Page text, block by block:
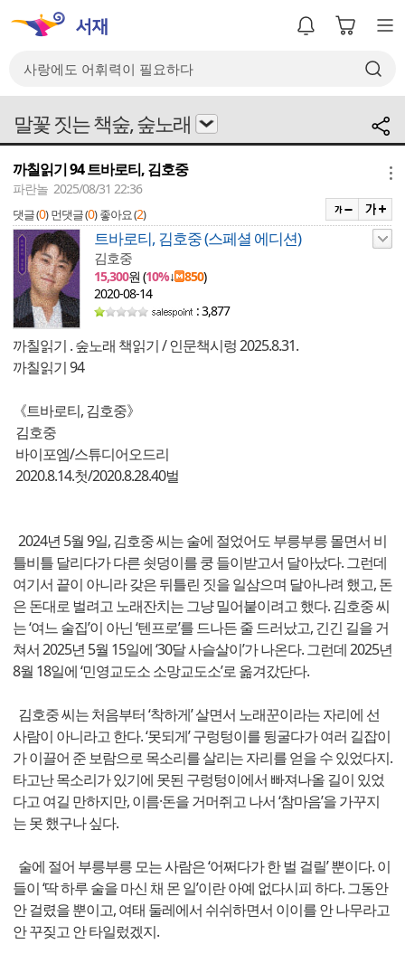
말꽃 짓는 책숲, 숲노래
까칠읽기 94 트바로티, 김호중
파란놀 2025/08/31 22:36
댓글 (0) 먼댓글 (0) 좋아요 (2)
트바로티, 김호중 (스페셜 에디션)
김호중
15,300원 (10%↓ 850)
2020-08-14
: 3,877
까칠읽기 . 숲노래 책읽기 / 인문책시렁 2025.8.31.
까칠읽기 94
《트바로티, 김호중》
김호중
바이포엠/스튜디어오드리
2020.8.14.첫/2020.8.28.40벌
2024년 5월 9일, 김호중 씨는 술에 절었어도 부릉부릉 몰면서 비
틀비틀 달리다가 다른 쇳덩이를 쿵 들이받고서 달아났다. 그런데
여기서 끝이 아니라 갖은 뒤틀린 짓을 일삼으며 달아나려 했고, 돈
은 돈대로 벌려고 노래잔치는 그냥 밀어붙이려고 했다. 김호중 씨
는 ‘여느 술집’이 아닌 ‘텐프로’를 드나든 줄 드러났고, 긴긴 길을 거
쳐서 2025년 5월 15일에 ‘30달 사슬살이’가 나온다. 그런데 2025년
8월 18일에 ‘민영교도소 소망교도소’로 옮겨갔단다.
김호중 씨는 처음부터 ‘착하게’ 살면서 노래꾼이라는 자리에 선
사람이 아니라고 한다. ‘못되게’ 구렁텅이를 뒹굴다가 여러 길잡이
가 이끌어 준 보람으로 목소리를 살리는 자리를 얻을 수 있었다지.
타고난 목소리가 있기에 못된 구렁텅이에서 빠져나올 길이 있었
다고 여길 만하지만, 이름·돈을 거머쥐고 나서 ‘참마음’을 가꾸지
는 못 했구나 싶다.
술에 절어 부릉부릉 모는 사람은 ‘어쩌다가 한 벌 걸릴’ 뿐이다. 이
들이 ‘딱 하루 술을 마신 채 몬 일’이란 아예 없다시피 하다. 그동안
안 걸렸을 뿐이고, 여태 둘레에서 쉬쉬하면서 이이를 안 나무라고
안 꾸짖고 안 타일렀겠지.